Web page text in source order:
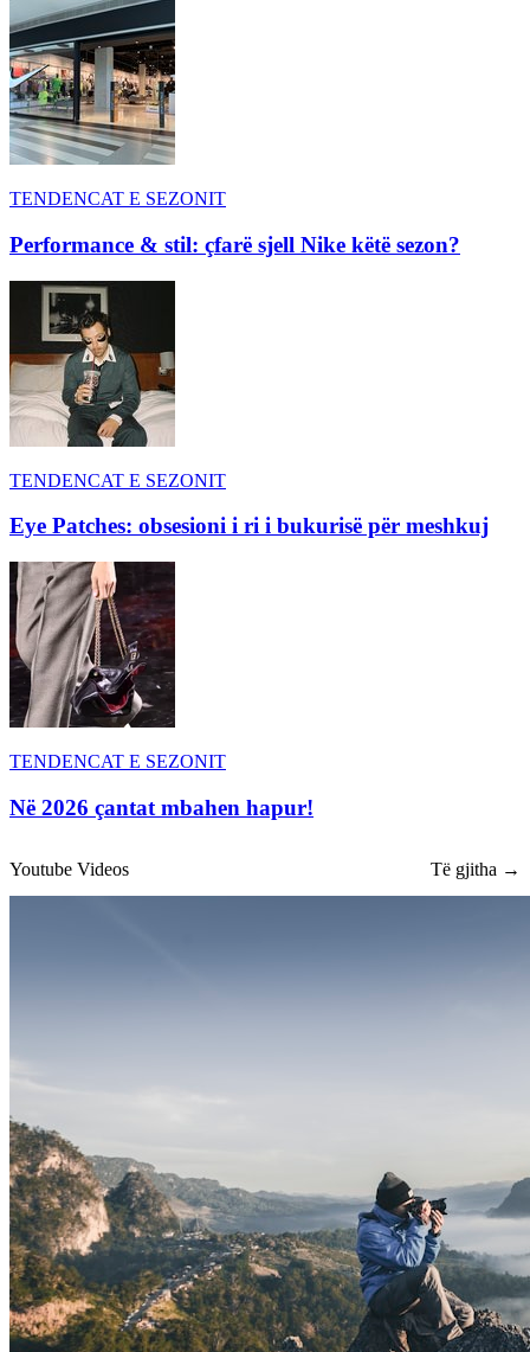
TENDENCAT E SEZONIT
Performance & stil: çfarë sjell Nike këtë sezon?
TENDENCAT E SEZONIT
Eye Patches: obsesioni i ri i bukurisë për meshkuj
TENDENCAT E SEZONIT
Në 2026 çantat mbahen hapur!
Youtube Videos Të gjitha →